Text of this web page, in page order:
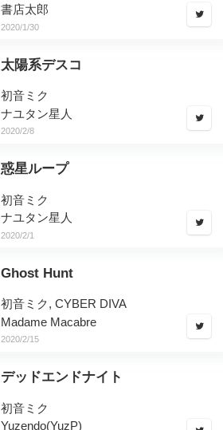
書店太郎
2020/1/30
太陽系デスコ
初音ミク
ナユタン星人
2020/2/8
惑星ループ
初音ミク
ナユタン星人
2020/2/1
Ghost Hunt
初音ミク, CYBER DIVA
Madame Macabre
2020/2/15
デッドエンドナイト
初音ミク
Yuzendo(YuzP)